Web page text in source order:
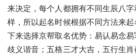
来决定，每个人都拥有不同生辰八
样，所以起名时候根据不同方法来
下来选择京帮取名优势：易认易念
歧义谐音；五格三才大吉，五行生